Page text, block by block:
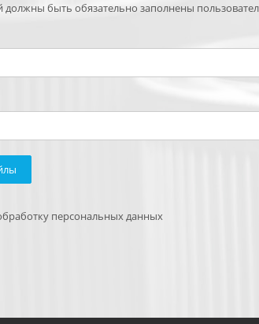
должны быть обязательно заполнены
персональных данных